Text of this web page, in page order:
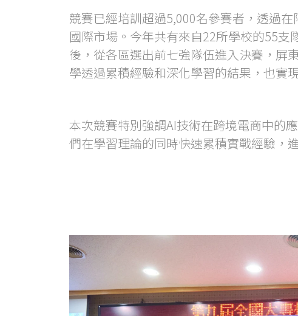
競賽已經培訓超過5,000名參賽者，透過
國際市場。今年共有來自22所學校的55
後，從各區選出前七強隊伍進入決賽，屏
學透過累積經驗和深化學習的結果，也實
本次競賽特別強調AI技術在跨境電商中的
們在學習理論的同時快速累積實戰經驗，